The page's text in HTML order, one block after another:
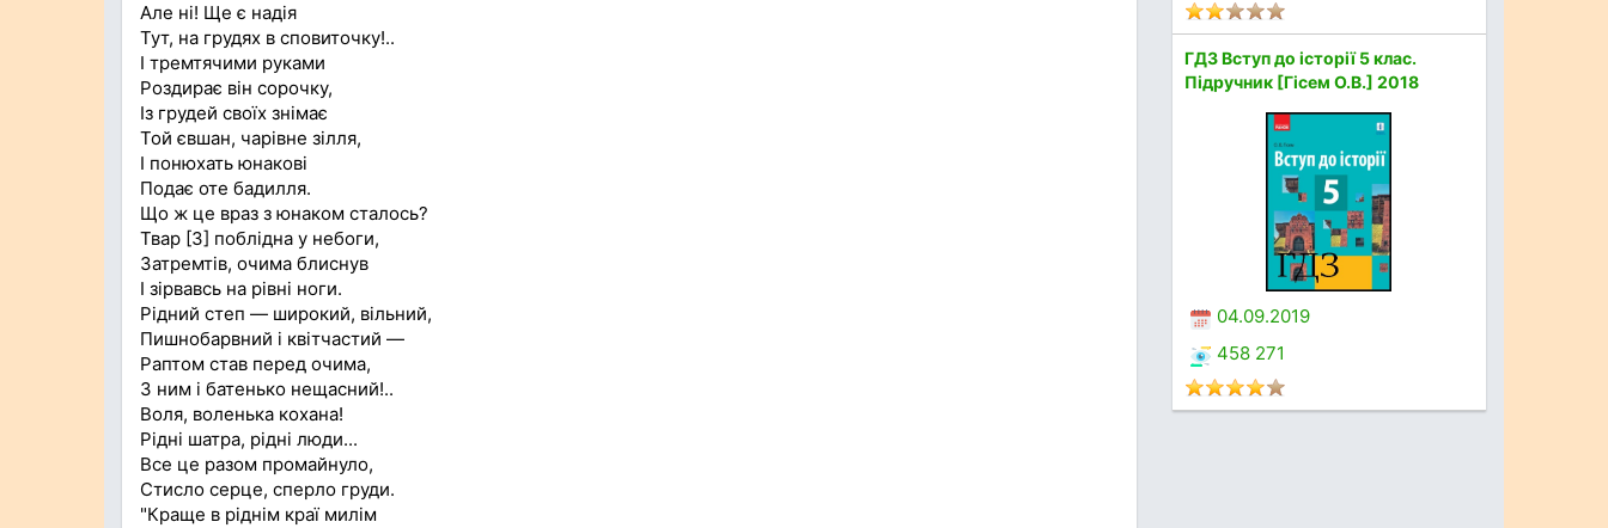
Але ні! Ще є надія
Тут, на грудях в сповиточку!..
І тремтячими руками
Роздирає він сорочку,
Із грудей своїх знімає
Той євшан, чарівне зілля,
І понюхать юнакові
Подає оте бадилля.
Що ж це враз з юнаком сталось?
Твар [3] поблідна у небоги,
Затремтів, очима блиснув
І зірвавсь на рівні ноги.
Рідний степ — широкий, вільний,
Пишнобарвний і квітчастий —
Раптом став перед очима,
З ним і батенько нещасний!..
Воля, воленька кохана!
Рідні шатра, рідні люди...
Все це разом промайнуло,
Стисло серце, сперло груди.
"Краще в ріднім краї милім
ГДЗ Вступ до історії 5 клас.
Підручник [Гісем О.В.] 2018
04.09.2019
458 271